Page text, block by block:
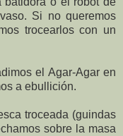
Si no queremos
trocearlos con un
el Agar-Agar en
a ebullición.
troceada (guindas
sobre la masa